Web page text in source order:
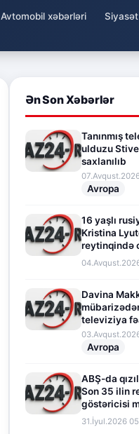
Avtomobil xəbərləri Siyasət
Ən Son Xəbərlər
Tanınmış
ulduzu
saxlanılıb
Avropa
16 yaşlı
Kristina
reytinqində
irəliləyişə
Davina
televiziya
fasilə verir
Avropa
ABŞ-da
Son 35 ilin
göstəricisi
olunur
31.İyul.2026